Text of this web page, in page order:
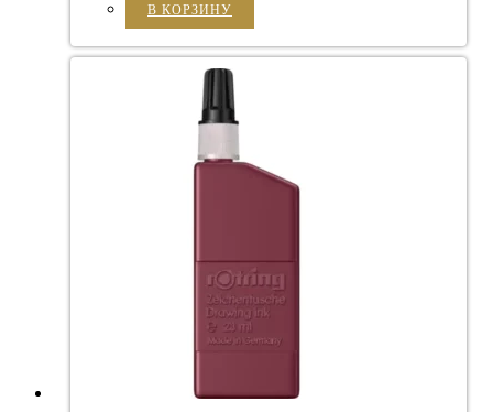
В КОРЗИНУ